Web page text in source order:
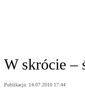
W skrócie –
Publikacja: 14.07.2010 17:44